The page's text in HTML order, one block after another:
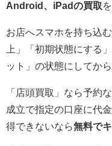
Android、iPadの買取
お店へスマホを持ち込
上」「初期状態にする
ット」の状態にしてか
「店頭買取」なら予約
成立で指定の口座に代
得できないなら無料で